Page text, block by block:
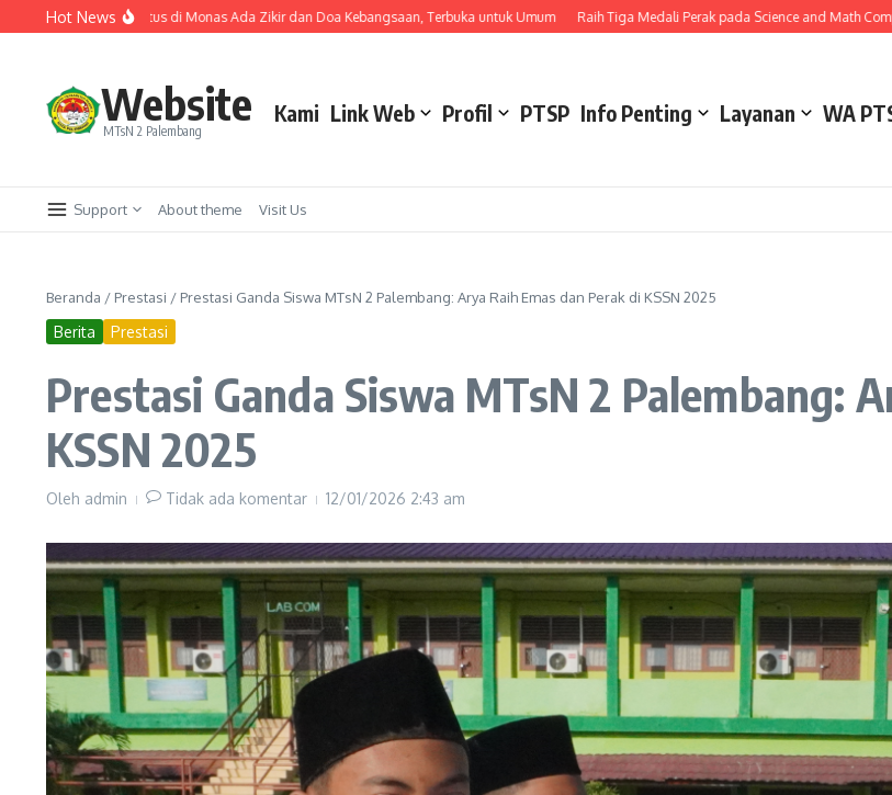
Lewati ke konten
Hot News
1 Agustus di Monas Ada Zikir dan Doa Kebangsaan, Terbuka untuk Umum Raih Tiga Medali Perak pada Science and Math Competition
Website
MTsN 2 Palembang
Kami Link Web Profil PTSP Info Penting Layanan WA
Support About theme Visit Us
Beranda / Prestasi / Prestasi Ganda Siswa MTsN 2 Palembang: Arya Raih Emas dan Perak di KSSN 2025
Berita Prestasi
Prestasi Ganda Siswa MTsN 2 Palembang:
KSSN 2025
Oleh admin Tidak ada komentar 12/01/2026 2:43 am